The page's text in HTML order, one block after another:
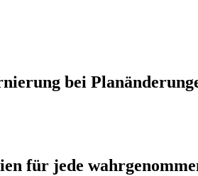
bei
für jede